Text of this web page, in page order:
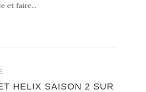
et faire...
HELIX SAISON 2 SUR